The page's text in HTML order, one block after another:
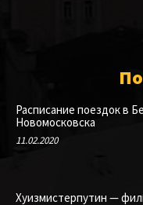
Расписание поездок в
Новомосковска
11.02.2020
Хуизмистерпутин —